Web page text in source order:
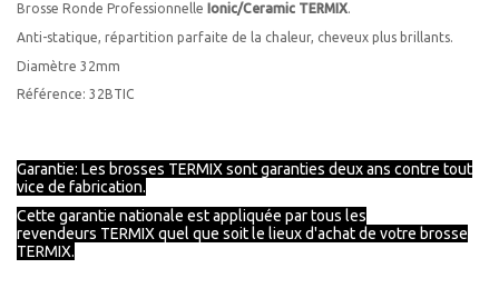
Brosse Ronde Professionnelle Ionic/Ceramic TERMIX.
Anti-statique, répartition parfaite de la chaleur, cheveux plus brillants.
Diamètre 32mm
Référence: 32BTIC
Garantie: Les brosses TERMIX sont garanties deux ans contre tout
vice de fabrication.
Cette garantie nationale est appliquée par tous les
revendeurs TERMIX quel que soit le lieux d'achat de votre brosse
TERMIX.